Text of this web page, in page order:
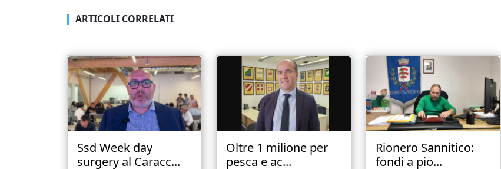
ARTICOLI CORRELATI
Ssd Week day
surgery al Caracc...
Oltre 1 milione per
pesca e ac...
Rionero Sannitico:
fondi a pio...